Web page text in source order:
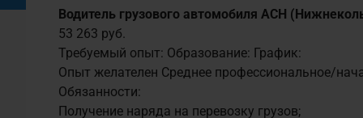
Пресс-центр
Контакты
Водитель грузового автомобиля АСН
53 263 руб.
Требуемый опыт: Образование: График:
Опыт желателен Среднее профессиональное/
Обязанности:
Получение наряда на перевозку грузов;